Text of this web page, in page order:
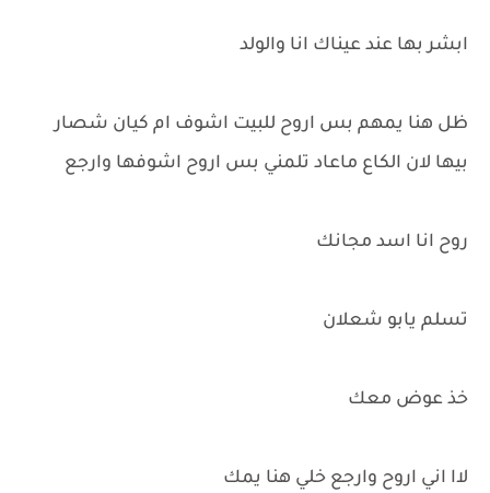
ابشر بها عند عيناك انا والولد
ظل هنا يمهم بس اروح للبيت اشوف ام كيان شصار
بيها لان الكاع ماعاد تلمني بس اروح اشوفها وارجع
روح انا اسد مجانك
تسلم يابو شعلان
خذ عوض معك
لاا اني اروح وارجع خلي هنا يمك